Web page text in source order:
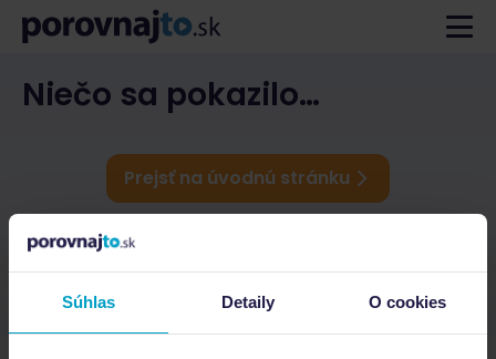
Súhlas Detaily O cookies
Niečo sa pokazilo…
Prejsť na úvodnú stránku